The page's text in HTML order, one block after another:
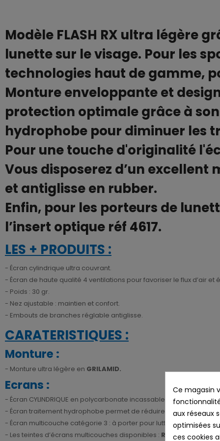
Modèle FLASH RX ultra légère
lunette sur le visage. Pour les
technologies haut de gamme,
Monture enveloppante et
protection optimale grâce à
hydrophobe pour diminuer les
Pour une touche d'originalité
Vous disposerez d’un
et antiglisse en rubber.
Enfin, pour les porteurs de
l’insert optique réf 4617.
LES + PRODUITS :
- Écran cylindrique ultra couvrant.
- Écran de haute qualité 4 ventilations pour favoriser le flux d’air et
- Poids : 30 gr.
- Nez ajustable : maintien et confort.
- Embouts de branches réglable antiglisse.
CARATERISTIQUES :
Monture :
- Monture ultra légère en GRILAMID.
Ecrans :
- Écran CYLINDRIQUE en polycarbonate incassable très
- Écran traitement hydrophobe permet de réduire les traces sur
- Écran multicouche catégorie 3 : à porter pour lutter contre une
- Les teintes d’écrans multicouches disponibles : ROUGE/ ROSE/
Ce magasin
aux réseaux
optimisées
ces cookies